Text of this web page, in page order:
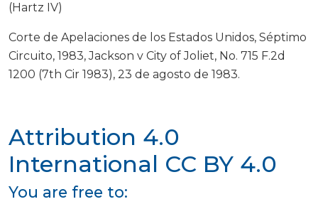
Attribution 4.0
International CC BY 4.0
You are free to:
(Hartz IV)
Corte de Apelaciones de los Estados Unidos, Séptimo
Circuito, 1983, Jackson v City of Joliet, No. 715 F.2d
1200 (7th Cir 1983), 23 de agosto de 1983.